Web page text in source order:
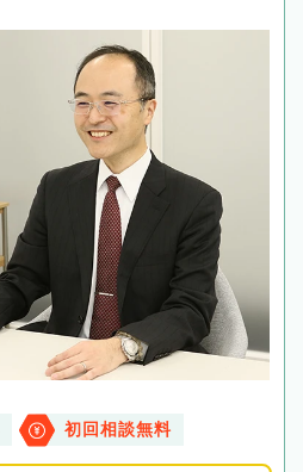
初回相談無料